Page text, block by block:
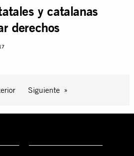
y catalanas
derechos
Siguiente